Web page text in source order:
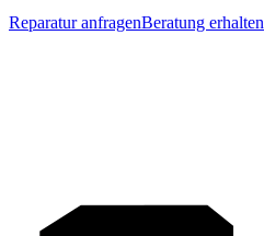
Reparatur anfragenBeratung erhalten